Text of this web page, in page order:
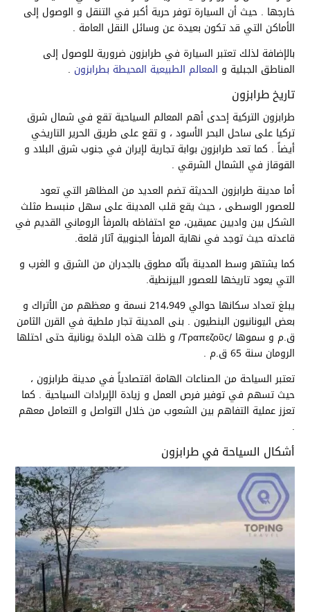
خارجها . حيث أن السيارة توفر حرية أكبر في التنقل و الوصول إلى
الأماكن التي قد تكون بعيدة عن وسائل النقل العامة .
بالإضافة لذلك تعتبر السيارة في طرابزون ضرورية للوصول إلى
المناطق الجبلية و المعالم الطبيعية المحيطة بطرابزون .
تاريخ طرابزون
طرابزون التركية إحدى أهم المعالم السياحية تقع في شمال شرق
تركيا على ساحل البحر الأسود ، و تقع على طريق الحرير التاريخي
أيضاً . كما تعد طرابزون بوابة تجارية لإيران في جنوب شرق البلاد و
القوقاز في الشمال الشرقي .
أما مدينة طرابزون الحديثة تضم العديد من المظاهر التي تعود
للعصور الوسطى ، حيث يقع قلب المدينة على سهل منبسط مثلث
الشكل بين واديين عميقين، مع احتفاظه بالمرفأ الروماني القديم في
قاعدته حيث توجد في نهاية المرفأ الجنوبية آثار قلعة.
كما يشتهر وسط المدينة بأنّه مطوق بالجدران من الشرق و الغرب و
التي يعود تاريخها للعصور البيزنطية.
يبلغ تعداد سكانها حوالي 214،949 نسمة و معظهم من الأتراك و
بعض اليونانيون البنطيون . بنى المدينة تجار ملطية في القرن الثامن
ق.م و سموها /Τραπεζοῦς/ و ظلت هذه البلدة يونانية حتى احتلها
الرومان سنة 65 ق.م .
تعتبر السياحة من الصناعات الهامة اقتصادياً في مدينة طرابزون ،
حيث تسهم في توفير فرص العمل و زيادة الإيرادات السياحية . كما
تعزز عملية التفاهم بين الشعوب من خلال التواصل و التعامل معهم
.
أشكال السياحة في طرابزون